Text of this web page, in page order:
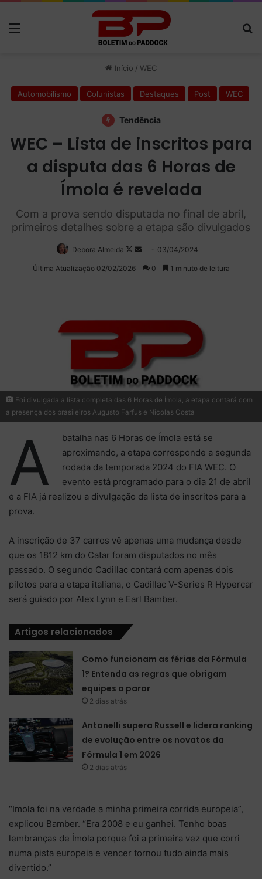
Início / WEC
Automobilismo Colunistas Destaques Post WEC
Tendência
WEC – Lista de inscritos para
a disputa das 6 Horas de
Ímola é revelada
Com a prova sendo disputada no final de abril,
primeiros detalhes sobre a etapa são divulgados
Debora Almeida
FollowMande
um
03/04/2024
Última Atualização 02/02/2026 0 1 minuto de leitura
Foi divulgada a lista completa das 6 Horas de Ímola, a etapa contará com
a presença dos brasileiros Augusto Farfus e Nicolas Costa
A
batalha nas 6 Horas de Ímola está se
aproximando, a etapa corresponde a segunda
rodada da temporada 2024 do FIA WEC. O
evento está programado para o dia 21 de abril
e a FIA já realizou a divulgação da lista de inscritos para a
prova.
A inscrição de 37 carros vê apenas uma mudança desde
que os 1812 km do Catar foram disputados no mês
passado. O segundo Cadillac contará com apenas dois
pilotos para a etapa italiana, o Cadillac V-Series R Hypercar
será guiado por Alex Lynn e Earl Bamber.
Artigos relacionados
Como funcionam as férias da Fórmula
1? Entenda as regras que obrigam
equipes a parar
2 dias atrás
Antonelli supera Russell e lidera ranking
de evolução entre os novatos da
Fórmula 1 em 2026
2 dias atrás
“Imola foi na verdade a minha primeira corrida europeia”,
explicou Bamber. “Era 2008 e eu ganhei. Tenho boas
lembranças de Ímola porque foi a primeira vez que corri
numa pista europeia e vencer tornou tudo ainda mais
divertido.”